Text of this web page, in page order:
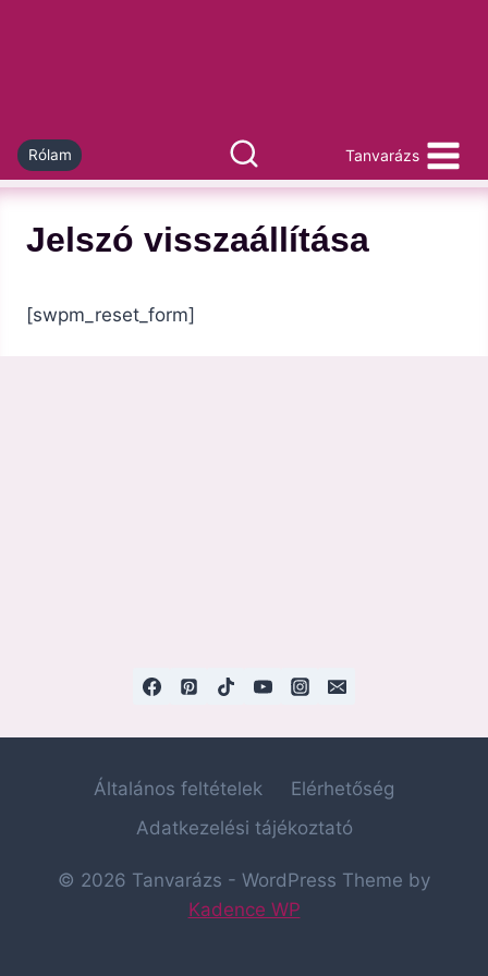
Rólam Tanvarázs
Jelszó visszaállítása
[swpm_reset_form]
Általános feltételek
Elérhetőség
Adatkezelési tájékoztató
© 2026 Tanvarázs - WordPress Theme by
Kadence WP